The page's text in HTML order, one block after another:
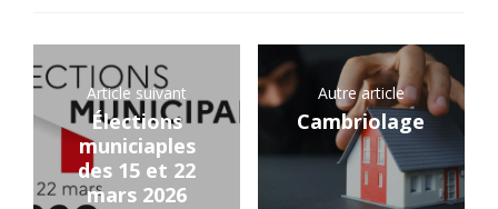
Article suivant
Élections
municiaples
des 15 et 22
mars 2026
Autre article
Cambriolage